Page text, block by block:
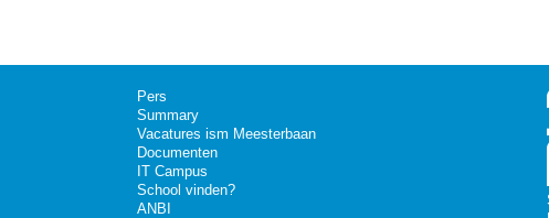
Pers
Summary
Vacatures ism Meesterbaan
Documenten
IT Campus
School vinden?
ANBI